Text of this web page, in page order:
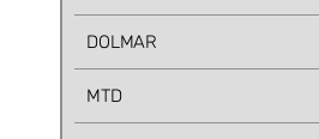
DOLMAR
MTD